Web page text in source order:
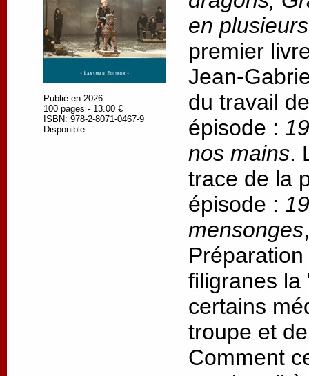
Publié en 2026
100 pages - 13.00 €
ISBN: 978-2-8071-0467-9
Disponible
en
premier
Jean-
du travail
épisode :
nos mains.
trace de la
épisode :
mensonges
filigranes la
certains
troupe et
Comment